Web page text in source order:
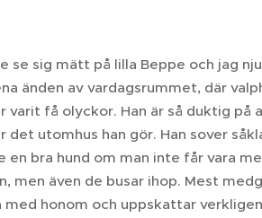
se sig mätt på lilla Beppe och jag
änden av vardagsrummet, där
varit få olyckor. Han är så duktig på
det utomhus han gör. Han sover
en bra hund om man inte får vara
men även de busar ihop. Mest
med honom och uppskattar